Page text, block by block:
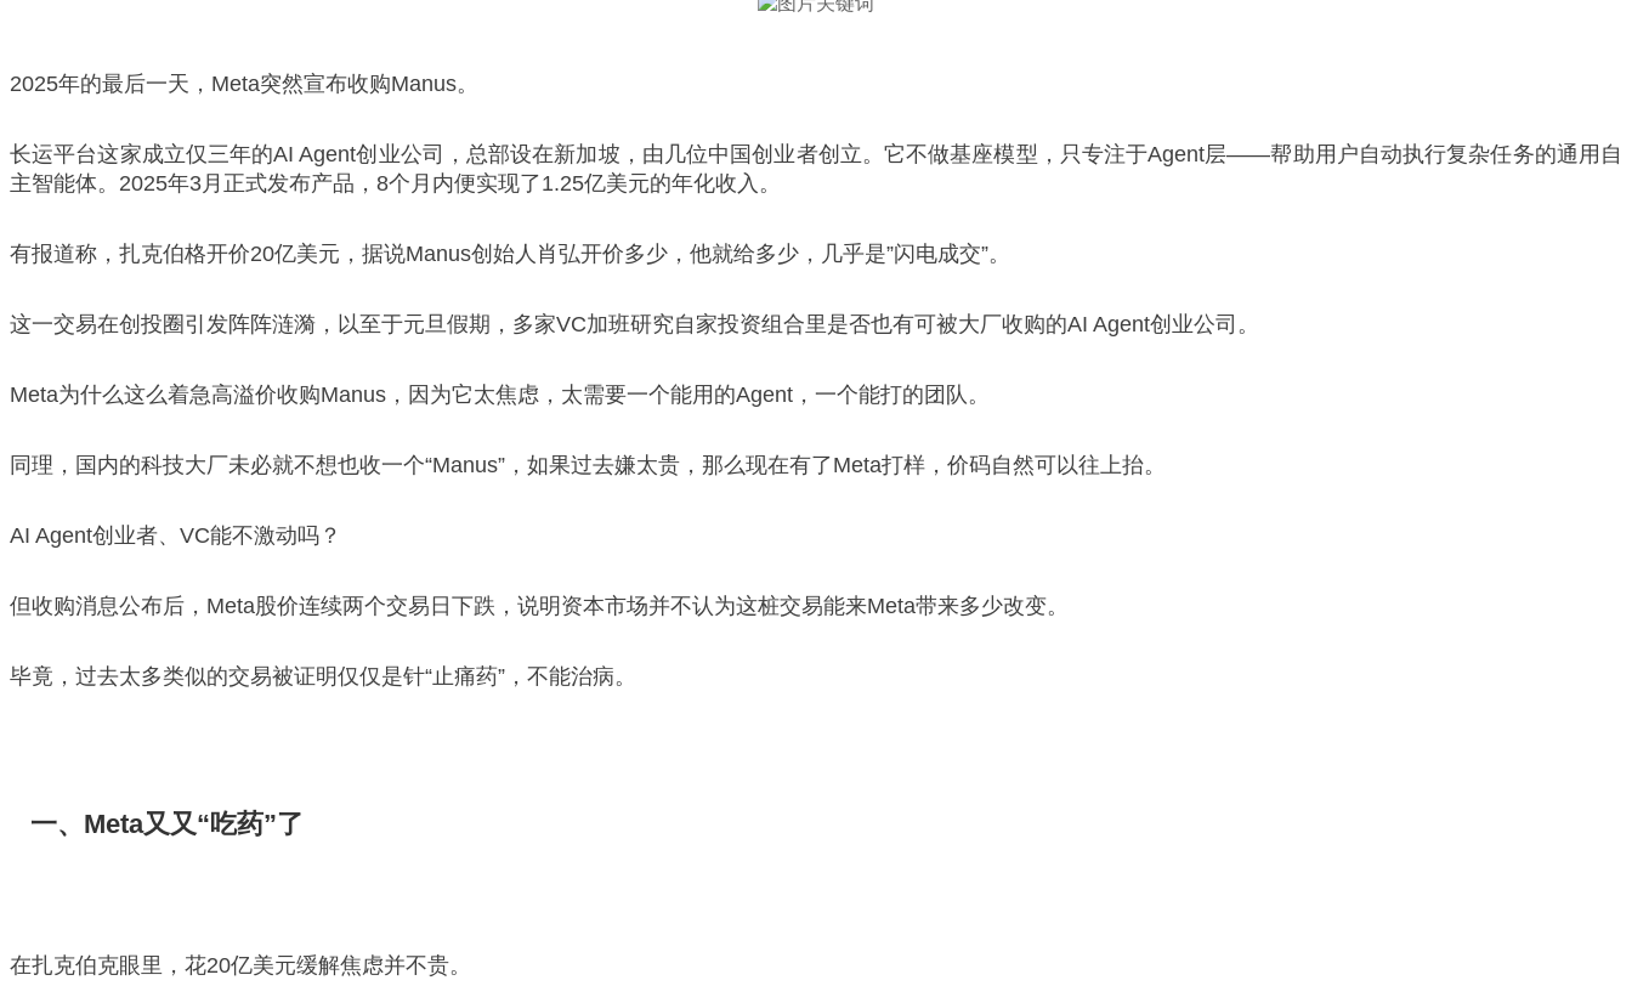
2025年的最后一天，Meta突然宣布收购Manus。
长运平台这家成立仅三年的AI Agent创业公司，总部设在新加坡，由几位中国创业者创立。它不做基座模型，只专注于Agent层——帮助用户自动执行复杂任务的通用自
主智能体。2025年3月正式发布产品，8个月内便实现了1.25亿美元的年化收入。
有报道称，扎克伯格开价20亿美元，据说Manus创始人肖弘开价多少，他就给多少，几乎是”闪电成交”。
这一交易在创投圈引发阵阵涟漪，以至于元旦假期，多家VC加班研究自家投资组合里是否也有可被大厂收购的AI Agent创业公司。
Meta为什么这么着急高溢价收购Manus，因为它太焦虑，太需要一个能用的Agent，一个能打的团队。
同理，国内的科技大厂未必就不想也收一个“Manus”，如果过去嫌太贵，那么现在有了Meta打样，价码自然可以往上抬。
AI Agent创业者、VC能不激动吗？
但收购消息公布后，Meta股价连续两个交易日下跌，说明资本市场并不认为这桩交易能来Meta带来多少改变。
毕竟，过去太多类似的交易被证明仅仅是针“止痛药”，不能治病。
一、Meta又又“吃药”了
在扎克伯克眼里，花20亿美元缓解焦虑并不贵。